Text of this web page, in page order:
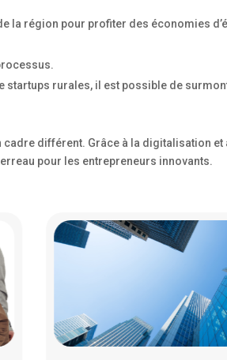
la région pour profiter des économies
rurales, il est possible de
différent. Grâce à la digitalisation et
pour les entrepreneurs innovants.